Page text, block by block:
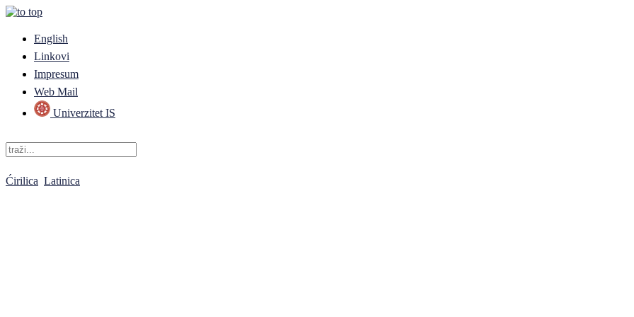
English
Linkovi
Impresum
Web Mail
Univerzitet IS
Ćirilica Latinica